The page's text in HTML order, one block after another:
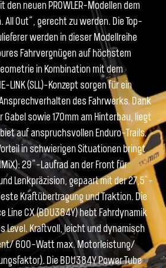
neuen PROWLER-Modellen dem
All Out“, gerecht zu werden. Die Top-
werden in dieser Modellreihe
Fahrvergnügen auf höchstem
in Kombination mit dem
LINK (SLL)-Konzept sorgen für ein
des Fahrwerks. Dank
Gabel sowie 170mm am Hinterbau, liegt
auf anspruchsvollen Enduro-Trails.
in schwierigen Situationen bringt
29“-Laufrad an der Front für
Lenkpräzision, gepaart mit der 27,5“-
Kraftübertragung und Traktion. Die
Line CX (BDU384Y) hebt Fahrdynamik
Level. Kraftvoll, leicht und dynamisch
600-Watt max. Motorleistung/
Die BDU384Y Power Tube